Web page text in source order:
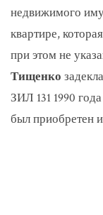
недвижимого
квартире,
при этом не
Тищенко
ЗИЛ 131 1990
был приобретен